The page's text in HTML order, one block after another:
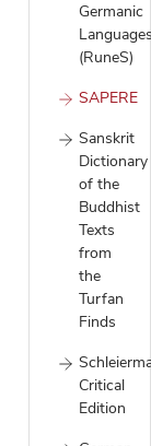
Germanic
(RuneS)
SAPERE
Sanskrit
Dictionary
of the
Buddhist
Texts
from
the
Turfan
Finds
Critical
Edition